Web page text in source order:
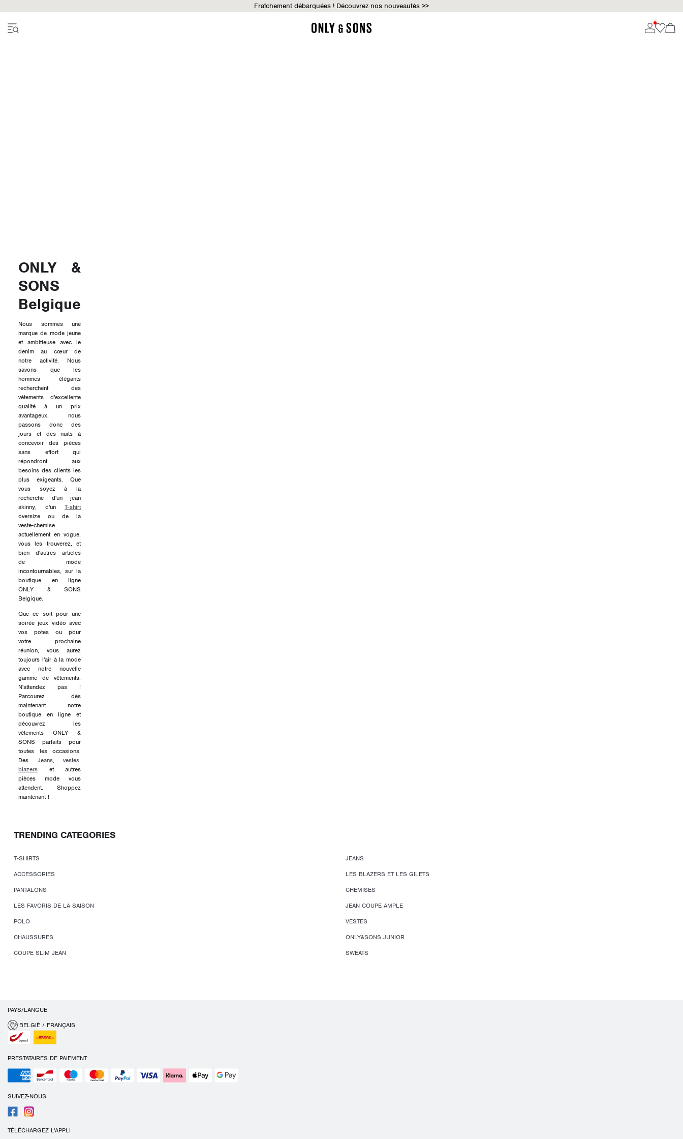
Fraîchement débarquées ! Découvrez nos nouveautés >>
ONLY &
SONS
Belgique
Nous sommes une
marque de mode jeune
et ambitieuse avec le
denim au cœur de
notre activité. Nous
savons que les
hommes élégants
recherchent des
vêtements d'excellente
qualité à un prix
avantageux, nous
passons donc des
jours et des nuits à
concevoir des pièces
sans effort qui
répondront aux
besoins des clients les
plus exigeants. Que
vous soyez à la
recherche d'un jean
skinny, d'un T-shirt
oversize ou de la
veste-chemise
actuellement en vogue,
vous les trouverez, et
bien d'autres articles
de mode
incontournables, sur la
boutique en ligne
ONLY & SONS
Belgique.
Que ce soit pour une
soirée jeux vidéo avec
vos potes ou pour
votre prochaine
réunion, vous aurez
toujours l'air à la mode
avec notre nouvelle
gamme de vêtements.
N'attendez pas !
Parcourez dès
maintenant notre
boutique en ligne et
découvrez les
vêtements ONLY &
SONS parfaits pour
toutes les occasions.
Des Jeans, vestes,
blazers et autres
pièces mode vous
attendent. Shoppez
maintenant !
TRENDING CATEGORIES
T-SHIRTS
JEANS
ACCESSORIES
LES BLAZERS ET LES GILETS
PANTALONS
CHEMISES
LES FAVORIS DE LA SAISON
JEAN COUPE AMPLE
POLO
VESTES
CHAUSSURES
ONLY&SONS JUNIOR
COUPE SLIM JEAN
SWEATS
PAYS/LANGUE
BELGIË / FRANÇAIS
PRESTATAIRES DE PAIEMENT
SUIVEZ-NOUS
TÉLÉCHARGEZ L'APPLI